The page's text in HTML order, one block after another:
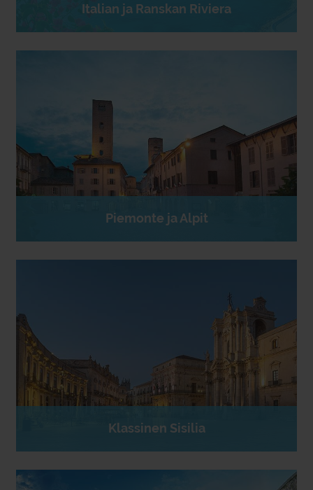
Italian ja Ranskan Riviera
Piemonte ja Alpit
Klassinen Sisilia